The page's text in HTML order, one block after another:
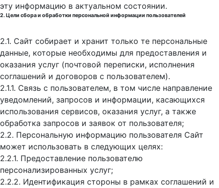
эту информацию в актуальном состоянии.
2. Цели сбора и обработки персональной информации пользователей
2.1. Сайт собирает и хранит только те персональные
данные, которые необходимы для предоставления и
оказания услуг (почтовой переписки, исполнения
соглашений и договоров с пользователем).
2.1.1. Связь с пользователем, в том числе направление
уведомлений, запросов и информации, касающихся
использования сервисов, оказания услуг, а также
обработка запросов и заявок от пользователя;
2.2. Персональную информацию пользователя Сайт
может использовать в следующих целях:
2.2.1. Предоставление пользователю
персонализированных услуг;
2.2.2. Идентификация стороны в рамках соглашений и